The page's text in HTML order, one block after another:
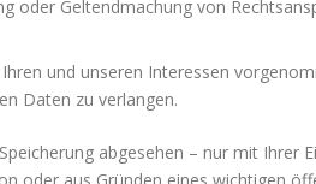
Geltendmachung von
und unseren Interessen
Daten zu verlangen.
abgesehen – nur mit Ihrer